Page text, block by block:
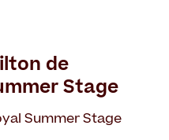
de
Stage
Summer Stage